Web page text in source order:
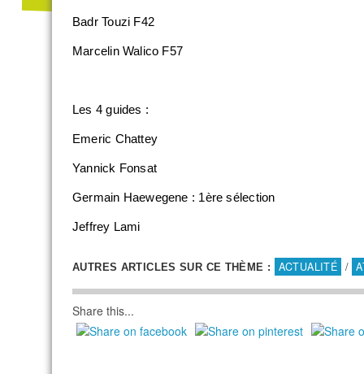
Badr Touzi F42
Marcelin Walico F57
Les 4 guides :
Emeric Chattey
Yannick Fonsat
Germain Haewegene : 1ère sélection
Jeffrey Lami
AUTRES ARTICLES SUR CE THÈME : ACTUALITÉ /
Share this...